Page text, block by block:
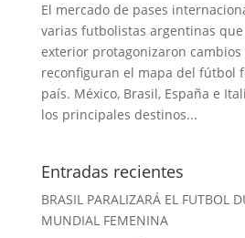
El mercado de pases
varias futbolistas argentinas
exterior protagonizaron
reconfiguran el mapa del fútbol
país. México, Brasil, España e
los principales destinos...
Entradas recientes
BRASIL PARALIZARÁ EL FUTBOL
MUNDIAL FEMENINA